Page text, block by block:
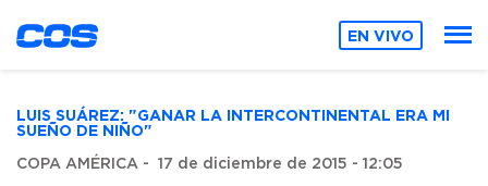
EN VIVO
LUIS SUÁREZ: "GANAR LA INTERCONTINENTAL ERA MI
SUEÑO DE NIÑO"
COPA AMÉRICA - 17 de diciembre de 2015 - 12:05